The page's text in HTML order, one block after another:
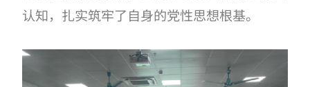
认知，扎实筑牢了自身的党性思想根基。